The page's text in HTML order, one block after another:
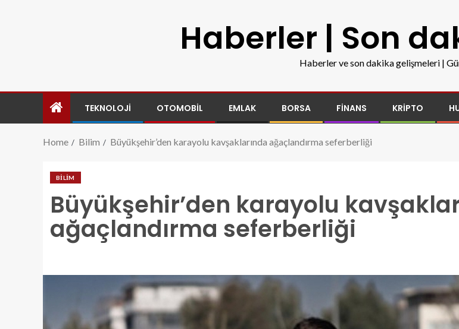
Haberler | Son
Haberler ve son dakika gelişmeleri |
TEKNOLOJI OTOMOBIL EMLAK BORSA FINANS KRIPTO
Home Bilim Büyükşehir’den karayolu kavşaklarında ağaçlandırma seferberliği
BILIM
Büyükşehir’den karayolu
ağaçlandırma seferberliği